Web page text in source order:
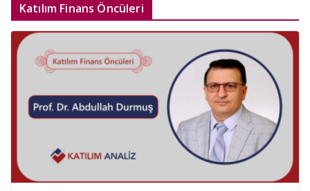
Katılım Finans Öncüleri